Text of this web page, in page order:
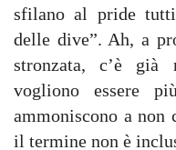
sfilano al pride
delle dive”. Ah, a
stronzata, c’è già
vogliono essere
ammoniscono a non
il termine non è